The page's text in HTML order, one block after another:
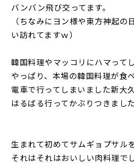
バンバン飛び交ってます。
（ちなみにヨン様や東方神起の
い訪れてますｗ）
韓国料理やマッコリにハマって
やっぱり、本場の韓国料理が食
電車で行ってしまいました新大久
はるばる行ってかぶりつきまし
生まれて初めてサムギョプサル
それはそれはおいしい肉料理でし